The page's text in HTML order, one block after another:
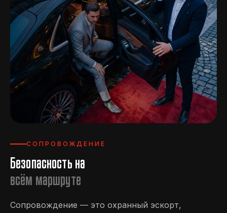
СОПРОВОЖДЕНИЕ
Безопасность на
всём маршруте
Сопровождение — это охранный эскорт,